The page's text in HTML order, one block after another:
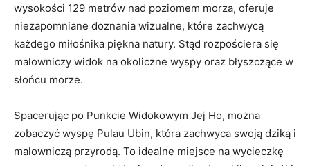
⁢wysokości‌ 129 metrów nad poziomem morza, oferuje
niezapomniane doznania wizualne, które zachwycą
każdego miłośnika piękna natury. Stąd‌ rozpościera się
malowniczy ‌widok na okoliczne wyspy oraz​ błyszczące ⁤w
słońcu‌ morze.
Spacerując po Punkcie Widokowym Jej⁢ Ho, można‌
zobaczyć wyspę Pulau Ubin, która zachwyca swoją​ dziką i
⁣malowniczą przyrodą. To idealne miejsce ‍na wycieczkę‍